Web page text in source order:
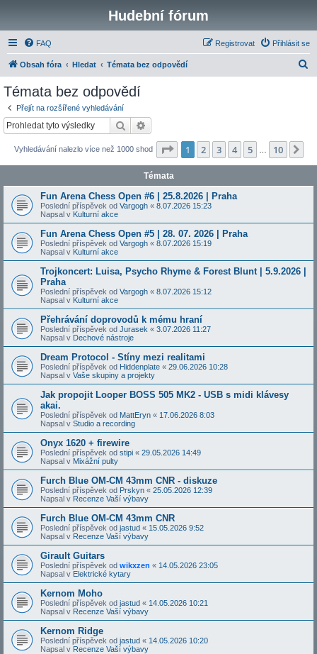
Hudební fórum
FAQ Přihlásit se
Registrovat
Obsah fóra Hledat Témata bez odpovědí
Témata bez odpovědí
Přejít na rozšířené vyhledávání
Hledat
Vyhledávání nalezlo více než 1000 shod Stránka z 10
1 2 3 4 5 10
Témata
Fun Arena Chess Open #6 | 25.8.2026 | Praha
Poslední příspěvek od Vargogh « 8.07.2026 15:23
Napsal v Kulturní akce
Fun Arena Chess Open #5 | 28. 07. 2026 | Praha
Poslední příspěvek od Vargogh « 8.07.2026 15:19
Napsal v Kulturní akce
Trojkoncert: Luisa, Psycho Rhyme & Forest Blunt | 5.9.2026 |
Praha
Poslední příspěvek od Vargogh « 8.07.2026 15:12
Napsal v Kulturní akce
Přehrávání doprovodů k mému hraní
Poslední příspěvek od Jurasek « 3.07.2026 11:27
Napsal v Dechové nástroje
Dream Protocol - Stíny mezi realitami
Poslední příspěvek od Hiddenplate « 29.06.2026 10:28
Napsal v Vaše skupiny a projekty
Jak propojit Looper BOSS 505 MK2 - USB s midi klávesy
akai.
Poslední příspěvek od MattEryn « 17.06.2026 8:03
Napsal v Studio a recording
Onyx 1620 + firewire
Poslední příspěvek od stipi « 29.05.2026 14:49
Napsal v Mixážní pulty
Furch Blue OM-CM 43mm CNR - diskuze
Poslední příspěvek od Prskyn « 25.05.2026 12:39
Napsal v Recenze Vaší výbavy
Furch Blue OM-CM 43mm CNR
Poslední příspěvek od jastud « 15.05.2026 9:52
Napsal v Recenze Vaší výbavy
Girault Guitars
Poslední příspěvek od wikxzen « 14.05.2026 23:05
Napsal v Elektrické kytary
Kernom Moho
Poslední příspěvek od jastud « 14.05.2026 10:21
Napsal v Recenze Vaší výbavy
Kernom Ridge
Poslední příspěvek od jastud « 14.05.2026 10:20
Napsal v Recenze Vaší výbavy